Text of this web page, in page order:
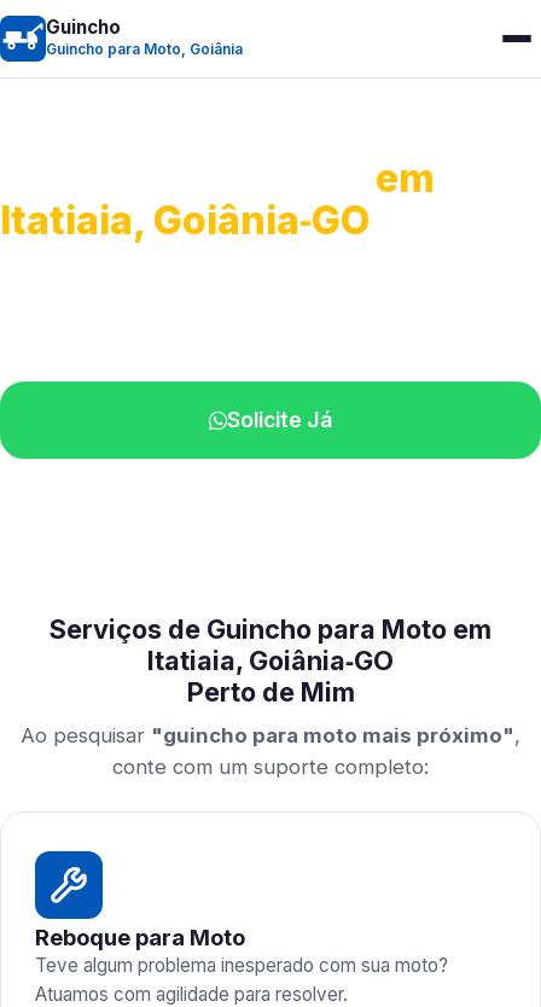
Guincho
Guincho para Moto, Goiânia
em
Itatiaia, Goiânia‑GO
Solicite Já
Serviços de Guincho para Moto em
Itatiaia, Goiânia‑GO
Perto de Mim
Ao pesquisar "guincho para moto mais próximo",
conte com um suporte completo:
Reboque para Moto
Teve algum problema inesperado com sua moto?
Atuamos com agilidade para resolver.